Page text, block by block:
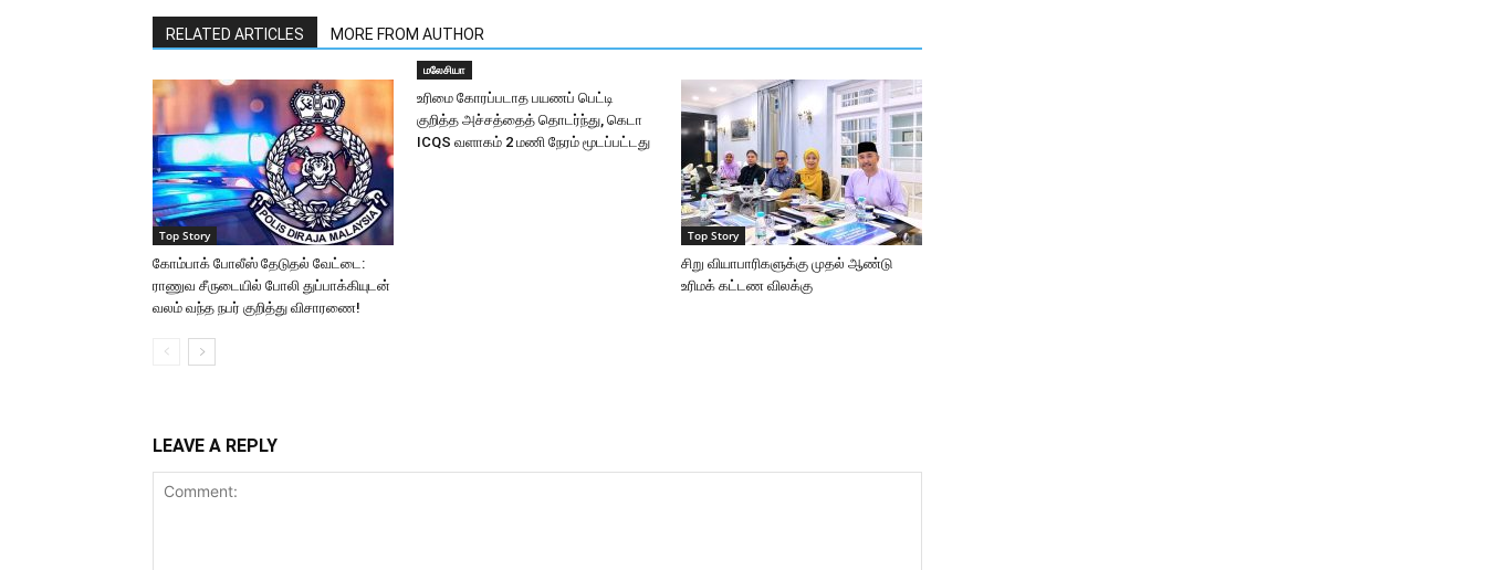
RELATED ARTICLES MORE FROM AUTHOR
Top Story
கோம்பாக் போலீஸ் தேடுதல் வேட்டை:
ராணுவ சீருடையில் போலி துப்பாக்கியுடன்
வலம் வந்த நபர் குறித்து விசாரணை!
மலேசியா
உரிமை கோரப்படாத பயணப் பெட்டி
குறித்த அச்சத்தைத் தொடர்ந்து, கெடா
ICQS வளாகம் 2 மணி நேரம் மூடப்பட்டது
Top Story
சிறு வியாபாரிகளுக்கு முதல் ஆண்டு
உரிமக் கட்டண விலக்கு
LEAVE A REPLY